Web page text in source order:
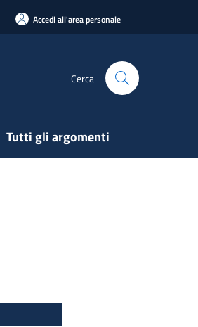
Accedi all'area personale
Cerca
Tutti gli argomenti